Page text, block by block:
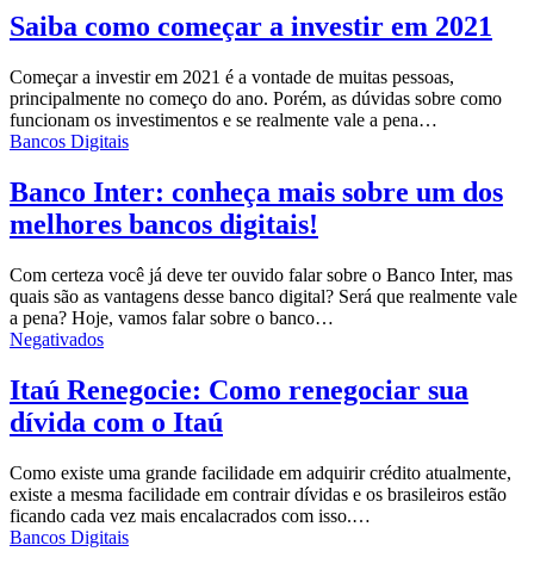
Saiba como começar a investir em 2021
Começar a investir em 2021 é a vontade de muitas pessoas,
principalmente no começo do ano. Porém, as dúvidas sobre como
funcionam os investimentos e se realmente vale a pena…
Bancos Digitais
Banco Inter: conheça mais sobre um dos
melhores bancos digitais!
Com certeza você já deve ter ouvido falar sobre o Banco Inter, mas
quais são as vantagens desse banco digital? Será que realmente vale
a pena? Hoje, vamos falar sobre o banco…
Negativados
Itaú Renegocie: Como renegociar sua
dívida com o Itaú
Como existe uma grande facilidade em adquirir crédito atualmente,
existe a mesma facilidade em contrair dívidas e os brasileiros estão
ficando cada vez mais encalacrados com isso.…
Bancos Digitais